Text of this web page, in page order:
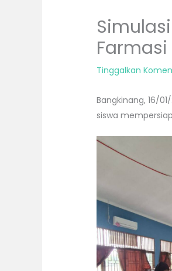
Farmasi
Tinggalkan
Bangkinang, 16/
siswa